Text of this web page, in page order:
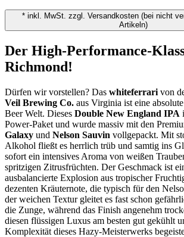
* inkl. MwSt. zzgl. Versandkosten (bei nicht
Artikeln)
Der High-Performance-
Richmond!
Dürfen wir vorstellen? Das whiteferrari von
Veil Brewing Co. aus Virginia ist eine
Beer Welt. Dieses Double New England IPA
Power-Paket und wurde massiv mit den
Galaxy und Nelson Sauvin vollgepackt. Mit
Alkohol fließt es herrlich trüb und samtig ins
sofort ein intensives Aroma von weißen
spritzigen Zitrusfrüchten. Der Geschmack ist
ausbalancierte Explosion aus tropischer
dezenten Kräuternote, die typisch für den
der weichen Textur gleitet es fast schon
die Zunge, während das Finish angenehm
diesen flüssigen Luxus am besten gut gekühlt
Komplexität dieses Hazy-Meisterwerks